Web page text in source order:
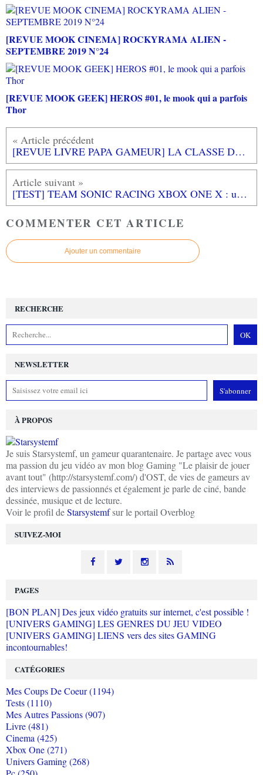
[REVUE MOOK CINEMA] ROCKYRAMA ALIEN -
SEPTEMBRE 2019 N°24
[REVUE MOOK GEEK] HEROS #01, le mook qui a parfois
Thor
[REVUE LIVRE PAPA GAMEUR] LA CLASSE DE LUNE de John HARE aux éditions L'ECOLE DES LOISIRS
[TEST] TEAM SONIC RACING XBOX ONE X : un retour presque parfait pour les fans de SONIC
COMMENTER CET ARTICLE
Ajouter un commentaire
NEWSLETTER
SUIVEZ-MOI
RECHERCHE
À PROPOS
Je suis Starsystemf, un gameur quarantenaire. Je partage avec vous
ma passion du jeu vidéo av mon blog Gaming "Le plaisir de jouer
avant tout" (http://starsystemf.com/) d'OST, de vies de gameurs av
des interviews de passionnés et également je parle de ciné, bande
dessinée, musique et de lecture.
Voir le profil deStarsystemfsur le portail Overblog
PAGES
[BON PLAN] Des jeux vidéo gratuits sur internet, c'est possible !
[UNIVERS GAMING] LES GENRES DU JEU VIDEO
[UNIVERS GAMING] LIENS vers des sites GAMING
incontournables!
CATÉGORIES
Mes Coups De Coeur (1194)
Tests (1110)
Mes Autres Passions (907)
Livre (481)
Cinema (425)
Xbox One (271)
Univers Gaming (268)